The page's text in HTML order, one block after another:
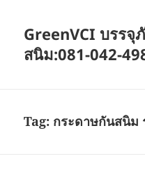
GreenVCI บรร
สนิม:081-042-
Tag: กระดาษกันสนิม